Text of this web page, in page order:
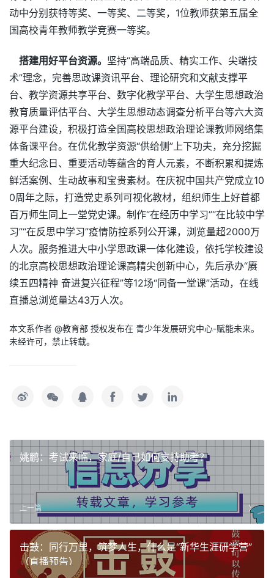
动中分别获特等奖、一等奖、二等奖，1位教师获第五届全
国高校青年教师教学竞赛一等奖。
搭建用好平台资源。 坚持“高端品质、精实工作、尖端技
术”理念，完善思政课资讯平台、理论研究和文献支撑平
台、教学资源共享平台、数字化教学平台、大学生思想政治
教育质量评估平台、大学生思想动态调查分析平台等六大资
源平台建设，积极打造全国高校思想政治理论课教师网络集
体备课平台。在优化教学资源“供给侧”上下功夫，充分挖掘
重大纪念日、重要活动等蕴含的育人元素，不断积累和提炼
鲜活案例、生动故事和宝贵素材。在庆祝中国共产党成立10
0周年之际，打造党史系列可视化教材，组织师生上好首都
百万师生同上一堂党史课。制作“在经历中学习”“在比较中学
习”“在反思中学习”疫情防控系列公开课，浏览量超2000万
人次。服务推进大中小学思政课一体化建设，依托学校建设
的北京高校思想政治理论课高精尖创新中心，先后承办“赓
续五四精神 奋进复兴征程”等12场“同备一堂课”活动，在线
直播总浏览量达43万人次。
本文系作者 @教育部 授权发布在 青少年发展研究中心-赋能未来。
未经许可，禁止转载。
姚鹏：考试来临，家庭/自己如何支持助考？
上一篇
击鼓：同行万里，筑梦人生，什么是“新华生涯研学营”
（直播预告）